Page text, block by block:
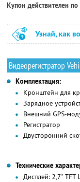
Купон действителен
Узнай, как
Видеорегистратор
Комплектация:
Кронштейн для
Зарядное
Внешний GPS-
Регистратор
Двусторонний
Технические
Дисплей: 2,7" TFT